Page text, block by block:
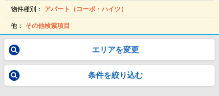
物件種別： アパート（コーポ・ハイツ）
他： その他検索項目
エリアを変更
条件を絞り込む